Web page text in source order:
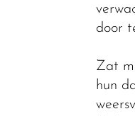
door
Zat
hun